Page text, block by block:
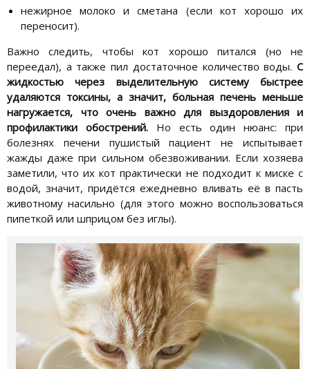
нежирное молоко и сметана (если кот хорошо их
переносит).
Важно следить, чтобы кот хорошо питался (но не
переедал), а также пил достаточное количество воды. С
жидкостью через выделительную систему быстрее
удаляются токсины, а значит, больная печень меньше
нагружается, что очень важно для выздоровления и
профилактики обострений.Но есть один нюанс: при
болезнях печени пушистый пациент не испытывает
жажды даже при сильном обезвоживании. Если хозяева
заметили, что их кот практически не подходит к миске с
водой, значит, придётся ежедневно вливать её в пасть
животному насильно (для этого можно воспользоваться
пипеткой или шприцом без иглы).